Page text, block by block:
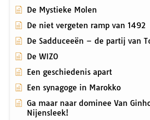
De Mystieke Molen
De niet vergeten ramp van 1492
De Sadduceeën – de partij van
De WIZO
Een geschiedenis apart
Een synagoge in Marokko
Ga maar naar dominee Van
Nijensleek!